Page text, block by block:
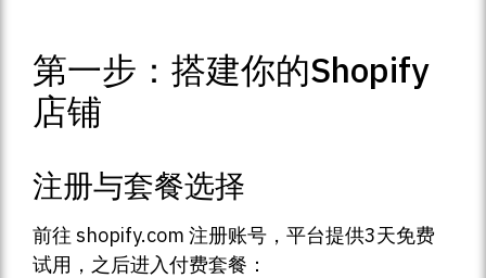
第一步：搭建你的Shopify
店铺
注册与套餐选择
前往 shopify.com 注册账号，平台提供3天免费
试用，之后进入付费套餐：